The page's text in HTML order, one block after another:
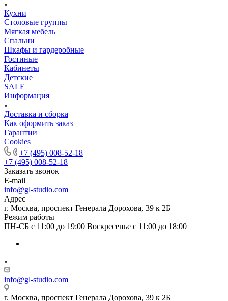
Кухни
Столовые группы
Мягкая мебель
Спальни
Шкафы и гардеробные
Гостиные
Кабинеты
Детские
SALE
Информация
Доставка и сборка
Как оформить заказ
Гapaнтии
Cookies
+7 (495) 008-52-18
+7 (495) 008-52-18
Заказать звонок
E-mail
info@gl-studio.com
Адрес
г. Москва, проспект Генерала Дорохова, 39 к 2Б
Режим работы
ПН-СБ с 11:00 до 19:00 Воскресенье с 11:00 до 18:00
info@gl-studio.com
г. Москва, проспект Генерала Дорохова, 39 к 2Б